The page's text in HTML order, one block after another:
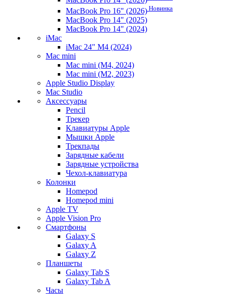
MacBook Pro 16" (2026) Новинка
MacBook Pro 14" (2025)
MacBook Pro 14" (2024)
iMac
iMac 24" M4 (2024)
Mac mini
Mac mini (M4, 2024)
Mac mini (M2, 2023)
Apple Studio Display
Mac Studio
Аксессуары
Pencil
Трекер
Клавиатуры Apple
Мышки Apple
Трекпады
Зарядные кабели
Зарядные устройства
Чехол-клавиатура
Колонки
Homepod
Homepod mini
Apple TV
Apple Vision Pro
Смартфоны
Galaxy S
Galaxy A
Galaxy Z
Планшеты
Galaxy Tab S
Galaxy Tab A
Часы